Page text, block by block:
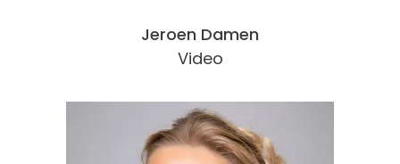
Jeroen Damen
Video